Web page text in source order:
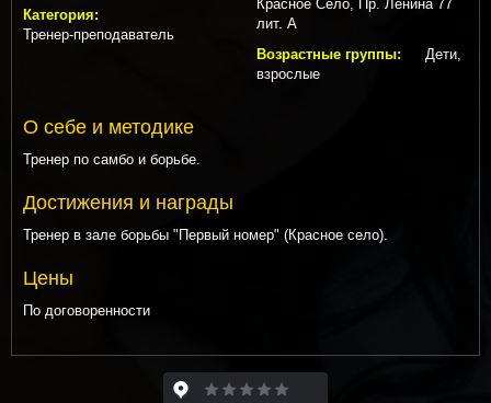
Категория:
Тренер-преподаватель
Красное Село, Пр. Ленина 77
лит. А
Возрастные группы:
Дети,
взрослые
О себе и методике
Тренер по самбо и борьбе.
Достижения и награды
Тренер в зале борьбы "Первый номер" (Красное село).
Цены
По договоренности